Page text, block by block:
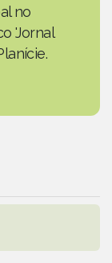
no
'Jornal